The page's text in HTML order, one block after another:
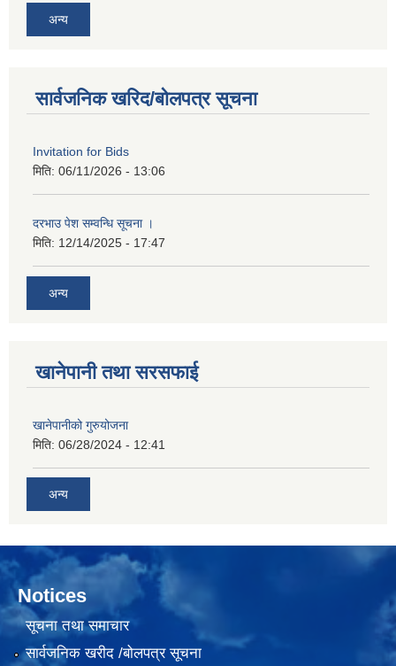
अन्य
सार्वजनिक खरिद/बोलपत्र सूचना
Invitation for Bids
मिति: 06/11/2026 - 13:06
दरभाउ पेश सम्वन्धि सूचना ।
मिति: 12/14/2025 - 17:47
अन्य
खानेपानी तथा सरसफाई
खानेपानीको गुरुयोजना
मिति: 06/28/2024 - 12:41
अन्य
Notices
सूचना तथा समाचार
सार्वजनिक खरीद /बोलपत्र सूचना